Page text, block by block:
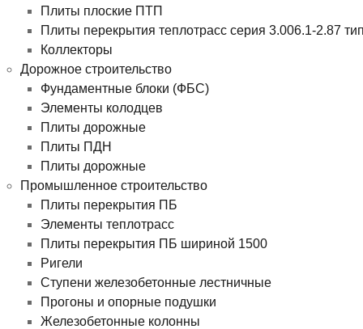
Плиты плоские ПТП
Плиты перекрытия теплотрасс серия 3.006.1-2.87
Коллекторы
Дорожное строительство
Фундаментные блоки (ФБС)
Элементы колодцев
Плиты дорожные
Плиты ПДН
Плиты дорожные
Промышленное строительство
Плиты перекрытия ПБ
Элементы теплотрасс
Плиты перекрытия ПБ шириной 1500
Ригели
Ступени железобетонные лестничные
Прогоны и опорные подушки
Железобетонные колонны